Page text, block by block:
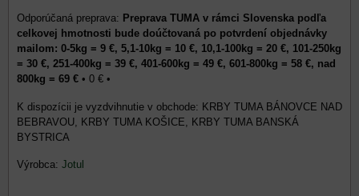
Preprava TUMA v rámci Slovenska podľa
celkovej hmotnosti bude doúčtovaná po potvrdení objednávky
mailom: 0-5kg = 9 €, 5,1-10kg = 10 €, 10,1-100kg = 20 €, 101-250kg
= 30 €, 251-400kg = 39 €, 401-600kg = 49 €, 601-800kg = 58 €, nad
800kg = 69 € • 0 € •
KRBY TUMA BÁNOVCE NAD
BEBRAVOU, KRBY TUMA KOŠICE, KRBY TUMA BANSKÁ
BYSTRICA
Výrobca: Jotul